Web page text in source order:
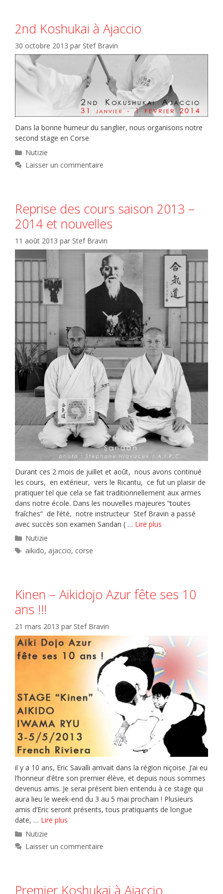
2nd Koshukai à Ajaccio
30 octobre 2013 par Stef Bravin
Dans la bonne humeur du sanglier, nous organisons notre
second stage en Corse
Catégories
Nutizie
Laisser un commentaire
Reprise des cours saison 2013 –
2014 et nouvelles
11 août 2013 par Stef Bravin
Durant ces 2 mois de juillet et août, nous avons continué
les cours, en extérieur, vers le Ricantu, ce fut un plaisir de
pratiquer tel que cela se fait traditionnellement aux armes
dans notre école. Dans les nouvelles majeures “toutes
fraîches“ de l’été, notre instructeur Stef Bravin a passé
avec succès son examen Sandan ( … Lire plus
Catégories
Nutizie
Étiquettes
aikido, ajaccio, corse
Kinen – Aikidojo Azur fête ses 10
ans !!!
21 mars 2013 par Stef Bravin
il y a 10 ans, Eric Savalli arrivait dans la région niçoise. J’ai eu
l’honneur d’être son premier élève, et depuis nous sommes
devenus amis. Je serai présent bien entendu à ce stage qui
aura lieu le week-end du 3 au 5 mai prochain ! Plusieurs
amis d’Eric seront présents, tous pratiquants de longue
date, … Lire plus
Catégories
Nutizie
Laisser un commentaire
Premier Koshukai à Ajaccio